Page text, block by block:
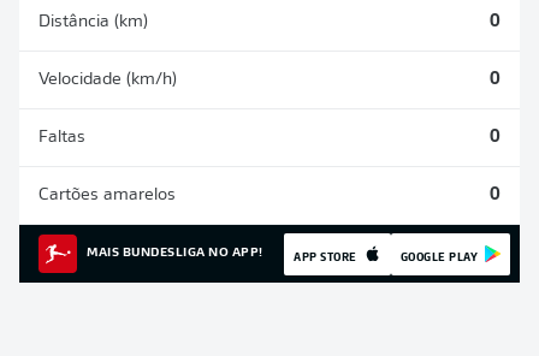
Distância (km) 0
Velocidade (km/h) 0
Faltas 0
Cartões amarelos 0
MAIS BUNDESLIGA NO APP! APP STORE GOOGLE PLAY